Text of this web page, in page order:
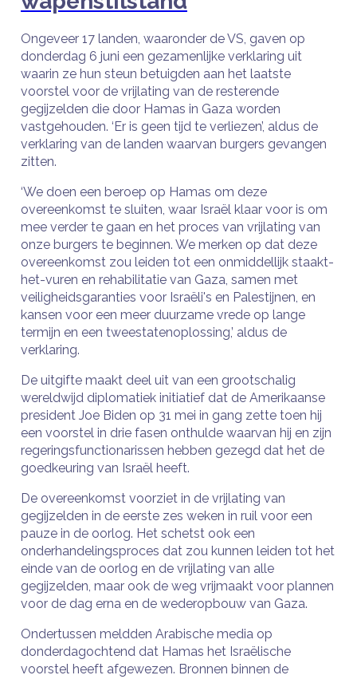
Ongeveer 17 landen, waaronder de VS, gaven op
donderdag 6 juni een gezamenlijke verklaring uit
waarin ze hun steun betuigden aan het laatste
voorstel voor de vrijlating van de resterende
gegijzelden die door Hamas in Gaza worden
vastgehouden. ‘Er is geen tijd te verliezen’, aldus de
verklaring van de landen waarvan burgers gevangen
zitten.
‘We doen een beroep op Hamas om deze
overeenkomst te sluiten, waar Israël klaar voor is om
mee verder te gaan en het proces van vrijlating van
onze burgers te beginnen. We merken op dat deze
overeenkomst zou leiden tot een onmiddellijk staakt-
het-vuren en rehabilitatie van Gaza, samen met
veiligheidsgaranties voor Israëli's en Palestijnen, en
kansen voor een meer duurzame vrede op lange
termijn en een tweestatenoplossing,’ aldus de
verklaring.
De uitgifte maakt deel uit van een grootschalig
wereldwijd diplomatiek initiatief dat de Amerikaanse
president Joe Biden op 31 mei in gang zette toen hij
een voorstel in drie fasen onthulde waarvan hij en zijn
regeringsfunctionarissen hebben gezegd dat het de
goedkeuring van Israël heeft.
De overeenkomst voorziet in de vrijlating van
gegijzelden in de eerste zes weken in ruil voor een
pauze in de oorlog. Het schetst ook een
onderhandelingsproces dat zou kunnen leiden tot het
einde van de oorlog en de vrijlating van alle
gegijzelden, maar ook de weg vrijmaakt voor plannen
voor de dag erna en de wederopbouw van Gaza.
Ondertussen meldden Arabische media op
donderdagochtend dat Hamas het Israëlische
voorstel heeft afgewezen. Bronnen binnen de